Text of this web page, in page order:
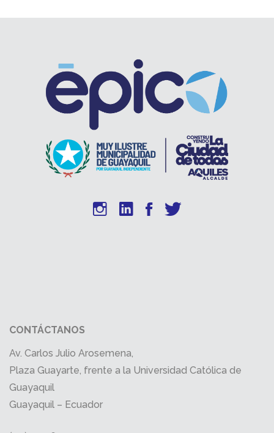
CONTÁCTANOS
Av. Carlos Julio Arosemena,
Plaza Guayarte, frente a la Universidad Católica de
Guayaquil
Guayaquil – Ecuador